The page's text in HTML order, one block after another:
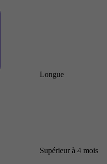
Longue
Supérieur à 4 mois